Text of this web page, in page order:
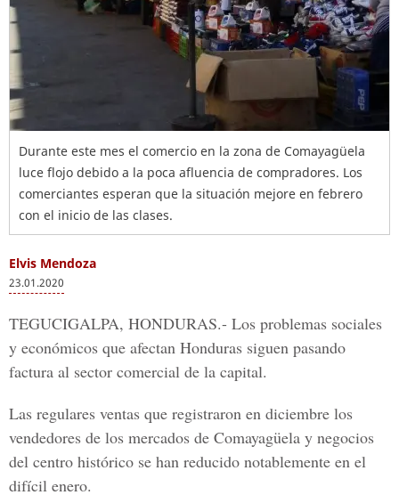
Durante este mes el comercio en la zona de Comayagüela
luce flojo debido a la poca afluencia de compradores. Los
comerciantes esperan que la situación mejore en febrero
con el inicio de las clases.
Elvis Mendoza
23.01.2020
TEGUCIGALPA, HONDURAS.- Los problemas sociales
y económicos que afectan Honduras siguen pasando
factura al sector comercial de la capital.
Las regulares ventas que registraron en diciembre los
vendedores de los mercados de Comayagüela y negocios
del centro histórico se han reducido notablemente en el
difícil enero.